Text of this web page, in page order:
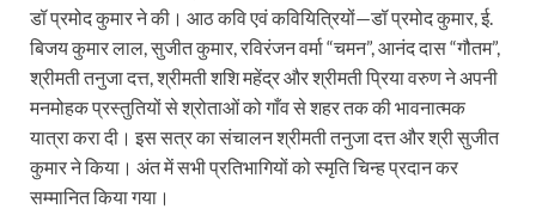
डॉ प्रमोद कुमार ने की। आठ कवि एवं कवियित्रियों—डॉ प्रमोद कुमार, ई.
बिजय कुमार लाल, सुजीत कुमार, रविरंजन वर्मा “चमन”, आनंद दास “गौतम”,
श्रीमती तनुजा दत्त, श्रीमती शशि महेंद्र और श्रीमती प्रिया वरुण ने अपनी
मनमोहक प्रस्तुतियों से श्रोताओं को गाँव से शहर तक की भावनात्मक
यात्रा करा दी। इस सत्र का संचालन श्रीमती तनुजा दत्त और श्री सुजीत
कुमार ने किया। अंत में सभी प्रतिभागियों को स्मृति चिन्ह प्रदान कर
सम्मानित किया गया।